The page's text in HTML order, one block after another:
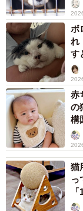
Aさんは悩み、悔
ボ
れ
す
赤
の
構
猫
っ